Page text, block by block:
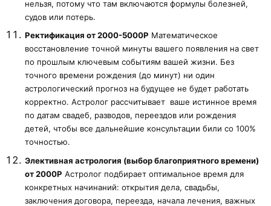
нельзя, потому что там включаются формулы болезней,
судов или потерь.
Ректификация от 2000-5000Р Математическое
восстановление точной минуты вашего появления на свет
по прошлым ключевым событиям вашей жизни. Без
точного времени рождения (до минут) ни один
астрологический прогноз на будущее не будет работать
корректно. Астролог рассчитывает ваше истинное время
по датам свадеб, разводов, переездов или рождения
детей, чтобы все дальнейшие консультации били со 100%
точностью.
Элективная астрология (выбор благоприятного времени)
от 2000Р Астролог подбирает оптимальное время для
конкретных начинаний: открытия дела, свадьбы,
заключения договора, переезда, начала лечения, важных